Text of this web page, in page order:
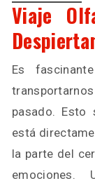
Viaje
Es
pasado. Esto
está
la parte del
emociones.